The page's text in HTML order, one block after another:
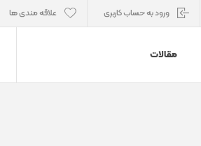
ورود به حساب کاربری علاقه مندی ها
مقالات